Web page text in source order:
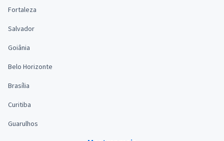
Fortaleza
Salvador
Goiânia
Belo Horizonte
Brasília
Curitiba
Guarulhos